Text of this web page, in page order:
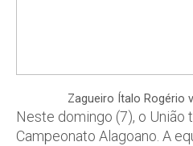
Zagueiro Ítalo Rogério
Neste domingo (7), o União
Campeonato Alagoano. A